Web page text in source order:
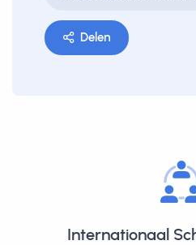
Delen
Internationaal